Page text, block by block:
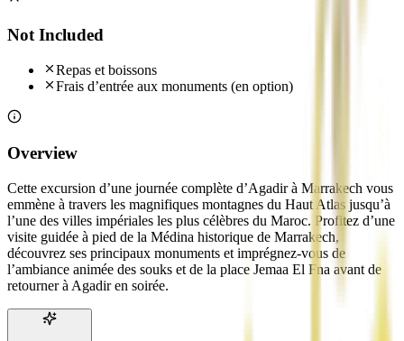
Not Included
Repas et boissons
Frais d’entrée aux monuments (en option)
Overview
Cette excursion d’une journée complète d’Agadir à Marrakech vous
emmène à travers les magnifiques montagnes du Haut Atlas jusqu’à
l’une des villes impériales les plus célèbres du Maroc. Profitez d’une
visite guidée à pied de la Médina historique de Marrakech,
découvrez ses principaux monuments et imprégnez-vous de
l’ambiance animée des souks et de la place Jemaa El Fna avant de
retourner à Agadir en soirée.